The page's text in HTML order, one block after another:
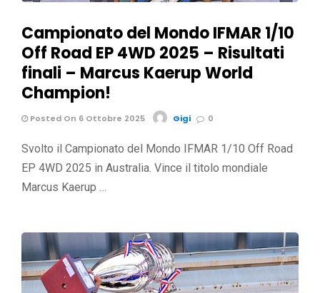
Campionato del Mondo IFMAR 1/10
Off Road EP 4WD 2025 – Risultati
finali – Marcus Kaerup World
Champion!
Posted On 6 Ottobre 2025 Gigi 0
Svolto il Campionato del Mondo IFMAR 1/10 Off Road
EP 4WD 2025 in Australia. Vince il titolo mondiale
Marcus Kaerup …